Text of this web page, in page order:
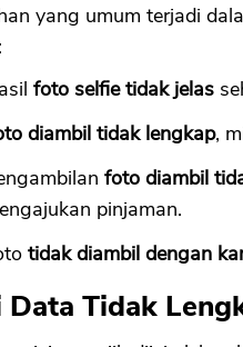
yang umum terjadi
foto selfie tidak jelas
diambil tidak lengkap,
foto diambil
pinjaman.
tidak diambil dengan
Data Tidak